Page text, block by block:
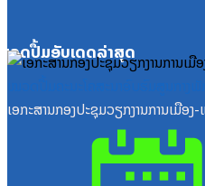
ດປື້ມອັບເດດລ່າສຸດ
ເອກະສານກອງປະຊຸມວຽກງານການເມືອ